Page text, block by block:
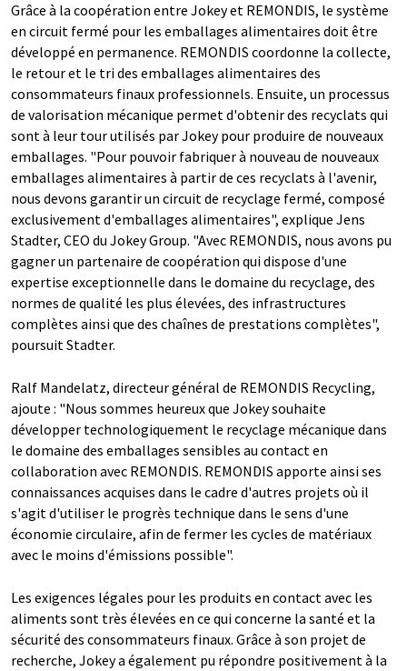
Grâce à la coopération entre Jokey et REMONDIS, le système
en circuit fermé pour les emballages alimentaires doit être
développé en permanence. REMONDIS coordonne la collecte,
le retour et le tri des emballages alimentaires des
consommateurs finaux professionnels. Ensuite, un processus
de valorisation mécanique permet d'obtenir des recyclats qui
sont à leur tour utilisés par Jokey pour produire de nouveaux
emballages. "Pour pouvoir fabriquer à nouveau de nouveaux
emballages alimentaires à partir de ces recyclats à l'avenir,
nous devons garantir un circuit de recyclage fermé, composé
exclusivement d'emballages alimentaires", explique Jens
Stadter, CEO du Jokey Group. "Avec REMONDIS, nous avons pu
gagner un partenaire de coopération qui dispose d'une
expertise exceptionnelle dans le domaine du recyclage, des
normes de qualité les plus élevées, des infrastructures
complètes ainsi que des chaînes de prestations complètes",
poursuit Stadter.
Ralf Mandelatz, directeur général de REMONDIS Recycling,
ajoute : "Nous sommes heureux que Jokey souhaite
développer technologiquement le recyclage mécanique dans
le domaine des emballages sensibles au contact en
collaboration avec REMONDIS. REMONDIS apporte ainsi ses
connaissances acquises dans le cadre d'autres projets où il
s'agit d'utiliser le progrès technique dans le sens d'une
économie circulaire, afin de fermer les cycles de matériaux
avec le moins d'émissions possible".
Les exigences légales pour les produits en contact avec les
aliments sont très élevées en ce qui concerne la santé et la
sécurité des consommateurs finaux. Grâce à son projet de
recherche, Jokey a également pu répondre positivement à la